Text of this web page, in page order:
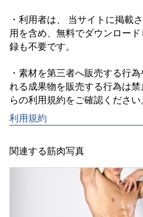
・利用者は、 当サイトに掲載
用を含め、無料でダウンロー
録も不要です。
・素材を第三者へ販売する行
れる成果物を販売する行為は
利用規約
関連する筋肉写真